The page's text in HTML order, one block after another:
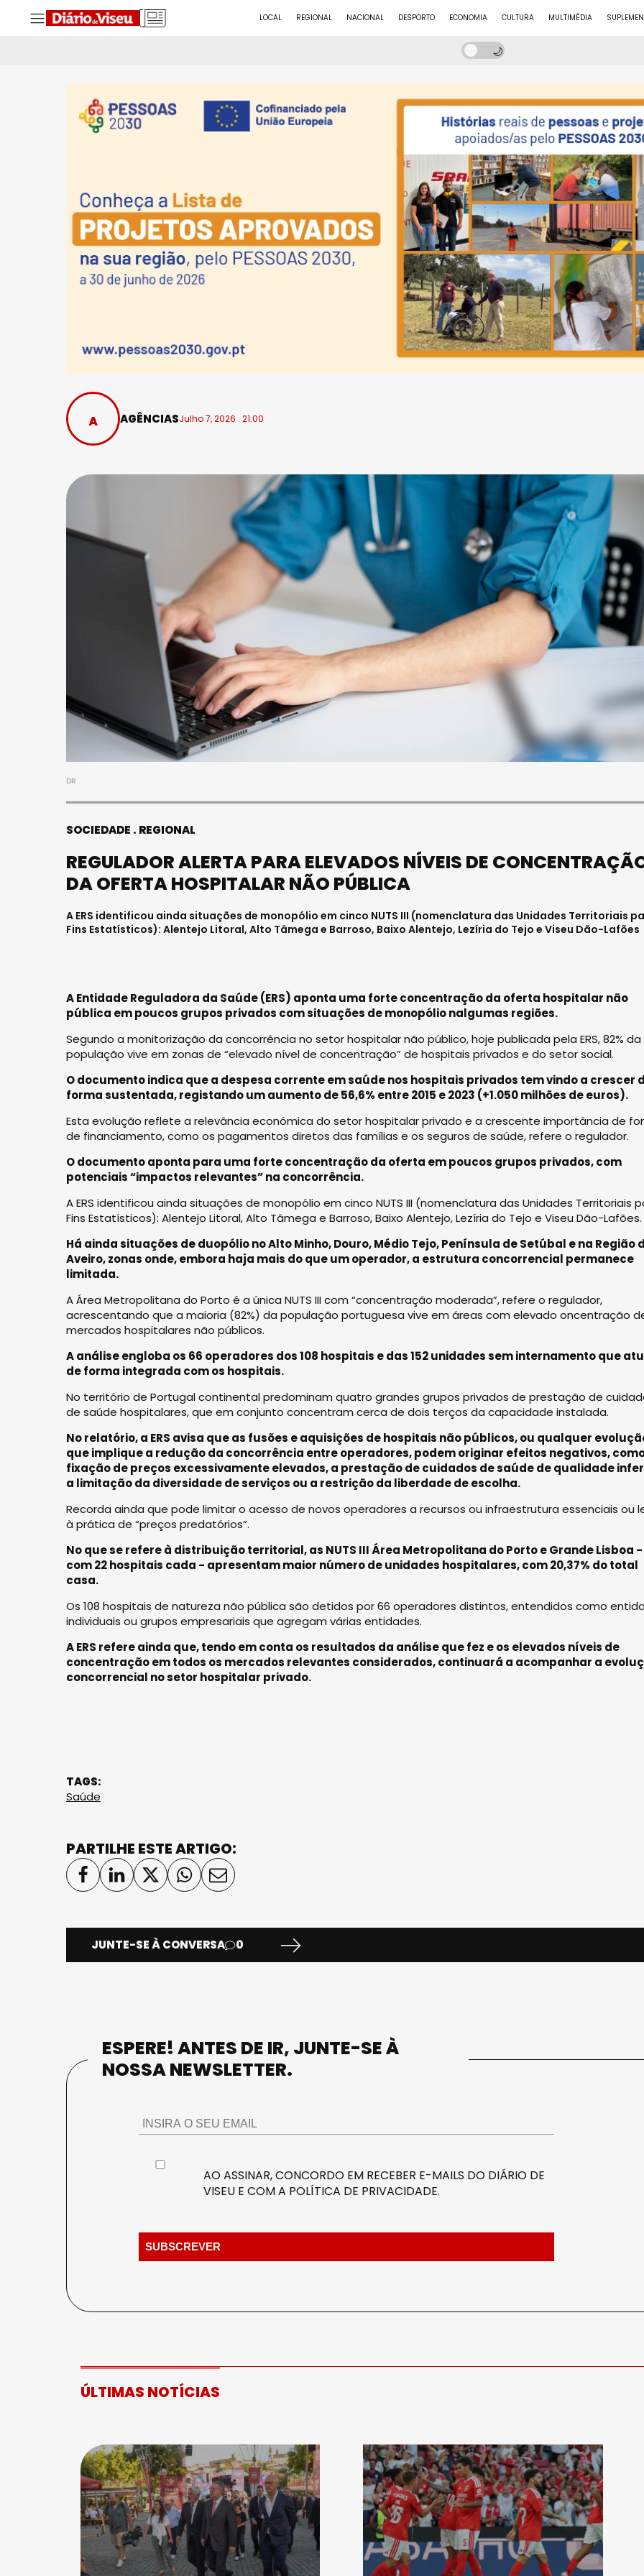
LOCAL REGIONAL NACIONAL DESPORTO ECONOMIA CULTURA MULTIMÉDIA
AGÊNCIASJulho 7, 2026 . 21:00
DR
SOCIEDADE REGIONAL
REGULADOR ALERTA PARA ELEVADOS NÍVEIS DE
DA OFERTA HOSPITALAR NÃO PÚBLICA
A ERS identificou ainda situações de monopólio em cinco NUTS III (nomenclatura das Unidades Territoriais
Fins Estatísticos): Alentejo Litoral, Alto Tâmega e Barroso, Baixo Alentejo, Lezíria do Tejo e Viseu Dão-Lafões
A Entidade Reguladora da Saúde (ERS) aponta uma forte concentração da oferta hospitalar não
pública em poucos grupos privados com situações de monopólio nalgumas regiões.
Segundo a monitorização da concorrência no setor hospitalar não público, hoje publicada pela ERS, 82% da
população vive em zonas de “elevado nível de concentração” de hospitais privados e do setor social.
O documento indica que a despesa corrente em saúde nos hospitais privados tem vindo a crescer
forma sustentada, registando um aumento de 56,6% entre 2015 e 2023 (+1.050 milhões de euros).
Esta evolução reflete a relevância económica do setor hospitalar privado e a crescente importância de
de financiamento, como os pagamentos diretos das famílias e os seguros de saúde, refere o regulador.
O documento aponta para uma forte concentração da oferta em poucos grupos privados, com
potenciais “impactos relevantes” na concorrência.
A ERS identificou ainda situações de monopólio em cinco NUTS III (nomenclatura das Unidades Territoriais
Fins Estatísticos): Alentejo Litoral, Alto Tâmega e Barroso, Baixo Alentejo, Lezíria do Tejo e Viseu Dão-Lafões.
Há ainda situações de duopólio no Alto Minho, Douro, Médio Tejo, Península de Setúbal e na Região
Aveiro, zonas onde, embora haja mais do que um operador, a estrutura concorrencial permanece
limitada.
A Área Metropolitana do Porto é a única NUTS III com “concentração moderada”, refere o regulador,
acrescentando que a maioria (82%) da população portuguesa vive em áreas com elevado oncentração
mercados hospitalares não públicos.
A análise engloba os 66 operadores dos 108 hospitais e das 152 unidades sem internamento que
de forma integrada com os hospitais.
No território de Portugal continental predominam quatro grandes grupos privados de prestação de
de saúde hospitalares, que em conjunto concentram cerca de dois terços da capacidade instalada.
No relatório, a ERS avisa que as fusões e aquisições de hospitais não públicos, ou qualquer
que implique a redução da concorrência entre operadores, podem originar efeitos negativos,
fixação de preços excessivamente elevados, a prestação de cuidados de saúde de qualidade
a limitação da diversidade de serviços ou a restrição da liberdade de escolha.
Recorda ainda que pode limitar o acesso de novos operadores a recursos ou infraestrutura essenciais ou
à prática de “preços predatórios”.
No que se refere à distribuição territorial, as NUTS III Área Metropolitana do Porto e Grande Lisboa -
com 22 hospitais cada - apresentam maior número de unidades hospitalares, com 20,37% do total
casa.
Os 108 hospitais de natureza não pública são detidos por 66 operadores distintos, entendidos como
individuais ou grupos empresariais que agregam várias entidades.
A ERS refere ainda que, tendo em conta os resultados da análise que fez e os elevados níveis de
concentração em todos os mercados relevantes considerados, continuará a acompanhar a
concorrencial no setor hospitalar privado.
TAGS:
Saúde
PARTILHE ESTE ARTIGO:
JUNTE-SE À CONVERSA 0
ESPERE! ANTES DE IR, JUNTE-SE À
NOSSA NEWSLETTER.
AO ASSINAR, CONCORDO EM RECEBER E-MAILS DO DIÁRIO DE
VISEU E COM A POLÍTICA DE PRIVACIDADE.
FALECEU PAULA ALMEIDA,
JOVEM ENFERMEIRA NO
HOSPITAL DE VISEU
Julho 27, 2026 . 11:00
ÚLTIMAS NOTÍCIAS